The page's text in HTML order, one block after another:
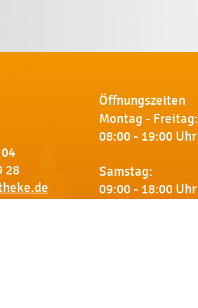
28
Öffnungszeiten
Montag - Freitag:
08:00 - 19:00 Uhr
Samstag:
09:00 - 18:00 Uhr